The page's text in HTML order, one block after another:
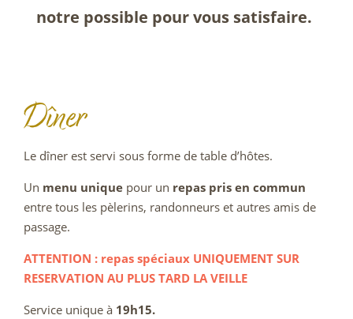
notre possible pour vous satisfaire.
Dîner
Le dîner est servi sous forme de table d’hôtes.
Un menu unique pour un repas pris en commun
entre tous les pèlerins, randonneurs et autres amis de
passage.
ATTENTION : repas spéciaux UNIQUEMENT SUR
RESERVATION AU PLUS TARD LA VEILLE
Service unique à 19h15.